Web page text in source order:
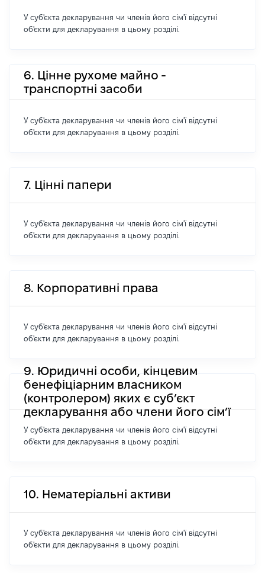
У суб'єкта декларування чи членів його сім'ї відсутні
об'єкти для декларування в цьому розділі.
6. Цінне рухоме майно -
транспортні засоби
У суб'єкта декларування чи членів його сім'ї відсутні
об'єкти для декларування в цьому розділі.
7. Цінні папери
У суб'єкта декларування чи членів його сім'ї відсутні
об'єкти для декларування в цьому розділі.
8. Корпоративні права
У суб'єкта декларування чи членів його сім'ї відсутні
об'єкти для декларування в цьому розділі.
9. Юридичні особи, кінцевим
бенефіціарним власником
(контролером) яких є суб’єкт
декларування або члени його сім’ї
У суб'єкта декларування чи членів його сім'ї відсутні
об'єкти для декларування в цьому розділі.
10. Нематеріальні активи
У суб'єкта декларування чи членів його сім'ї відсутні
об'єкти для декларування в цьому розділі.